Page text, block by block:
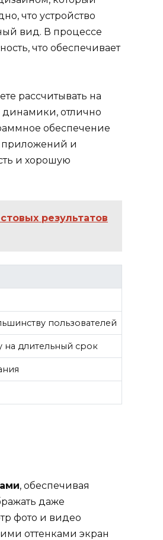
что устройство
вид. В процессе
что обеспечивает
рассчитывать на
отлично
обеспечение
приложений и
и хорошую
результатов
пользователей
на длительный срок
, обеспечивая
даже
фото и видео
оттенками экран